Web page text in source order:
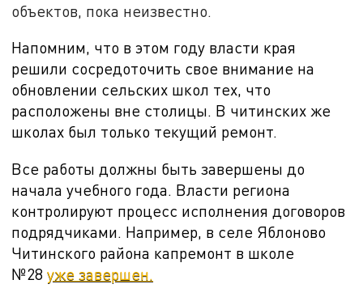
объектов, пока неизвестно.
Напомним, что в этом году власти края
решили сосредоточить свое внимание на
обновлении сельских школ тех, что
расположены вне столицы. В читинских же
школах был только текущий ремонт.
Все работы должны быть завершены до
начала учебного года. Власти региона
контролируют процесс исполнения договоров
подрядчиками. Например, в селе Яблоново
Читинского района капремонт в школе
№28уже завершен.